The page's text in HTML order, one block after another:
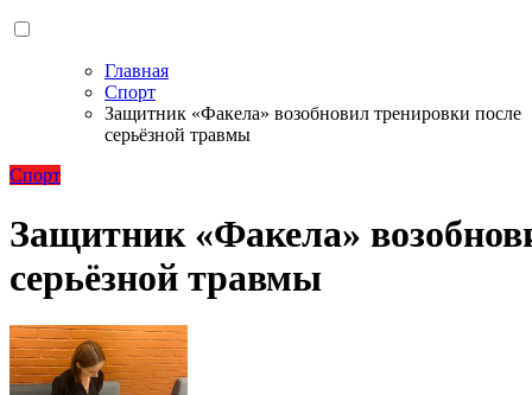
Главная
Спорт
Защитник «Факела» возобновил тренировки после
серьёзной травмы
Спорт
Защитник «Факела»
серьёзной травмы